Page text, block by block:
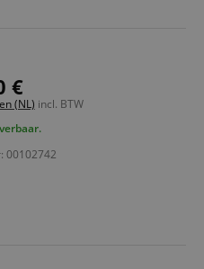
€
(NL) incl. BTW
00102742